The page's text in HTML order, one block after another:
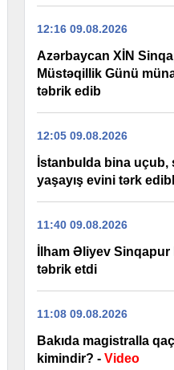
12:16 09.08.2026
Azərbaycan XİN
Müstəqillik Günü
təbrik edib
12:05 09.08.2026
İstanbulda bina uçub,
yaşayış evini tərk
11:40 09.08.2026
İlham Əliyev
təbrik etdi
11:08 09.08.2026
Bakıda magistralla
kimindir? - Video